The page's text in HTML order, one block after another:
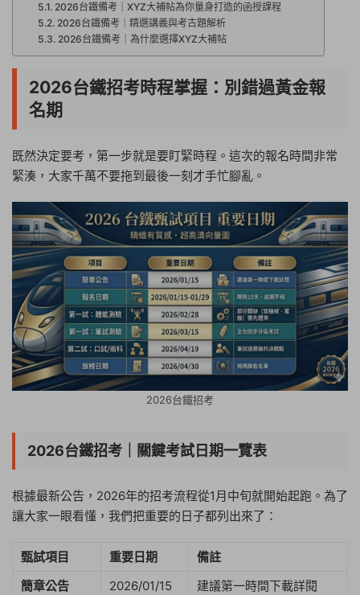
2026台鐵備考｜XYZ大補帖為你量身打造的函授課程
2026台鐵備考｜精選講義與考古題解析
2026台鐵備考｜為什麼選擇XYZ大補帖
2026台鐵招考時程掌握：別錯過黃金報
名期
既然決定要考，第一步就是要盯緊時程。這次的報名時間非常
緊湊，大家千萬不要拖到最後一刻才手忙腳亂。
2026台鐵招考
2026台鐵招考｜關鍵考試日期一覽表
根據最新公告，2026年的招考流程從1月中旬就開始起跑。為了
讓大家一眼看懂，我們把重要的日子都列出來了：
甄試項目 重要日期
備註
簡章公告
2026/01/15
建議第一時間下載詳閱